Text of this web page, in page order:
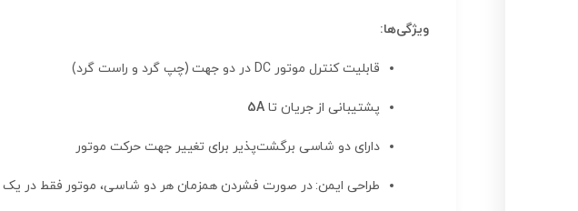
ویژگی‌ها:
قابلیت کنترل موتور DC در دو جهت (چپ گرد و راست گرد)
پشتیبانی از جریان تا5A
دارای دو شاسی برگشت‌پذیر برای تغییر جهت حرکت موتور
طراحی ایمن: در صورت فشردن همزمان هر دو شاسی، موتور فقط در